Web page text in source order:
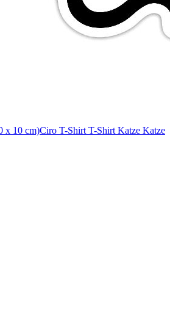
x 10 cm)Ciro T-Shirt T-Shirt Katze Katze